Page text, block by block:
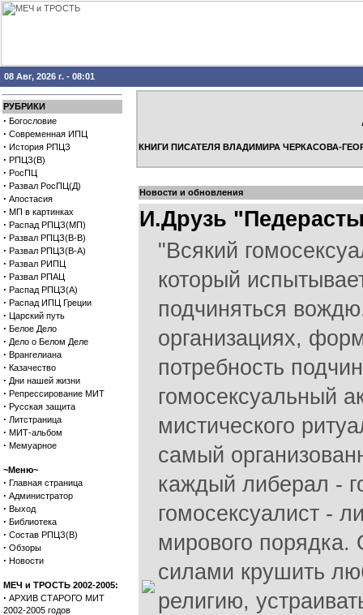
08 Авг, 2026 г. - 08:01
РУБРИКИ
· Богословие
· Современная ИПЦ
· История РПЦЗ
· РПЦЗ(В)
· РосПЦ
· Развал РосПЦ(Д)
· Апостасия
· МП в картинках
· Распад РПЦЗ(МП)
· Развал РПЦЗ(В-В)
· Развал РПЦЗ(В-А)
· Развал РИПЦ
· Развал РПАЦ
· Распад РПЦЗ(А)
· Распад ИПЦ Греции
· Царский путь
· Белое Дело
· Дело о Белом Деле
· Врангелиана
· Казачество
· Дни нашей жизни
· Репрессирование МИТ
· Русская защита
· Литстраница
· МИТ-альбом
· Мемуарное
~Меню~
· Главная страница
· Администратор
· Выход
· Библиотека
· Состав РПЦЗ(В)
· Обзоры
· Новости
МЕЧ и ТРОСТЬ 2002-2005:
· АРХИВ СТАРОГО МИТ
2002-2005 годов
КНИГИ ПИСАТЕЛЯ ВЛАДИМИРА ЧЕРКАСОВА-
Новости и обновления
И.Друзь
"Всякий
который
подчиняться
организациях,
потребность
гомосексуальный
мистического
самый
каждый либерал -
гомосексуалист -
мирового порядка.
силами крушить
религию,